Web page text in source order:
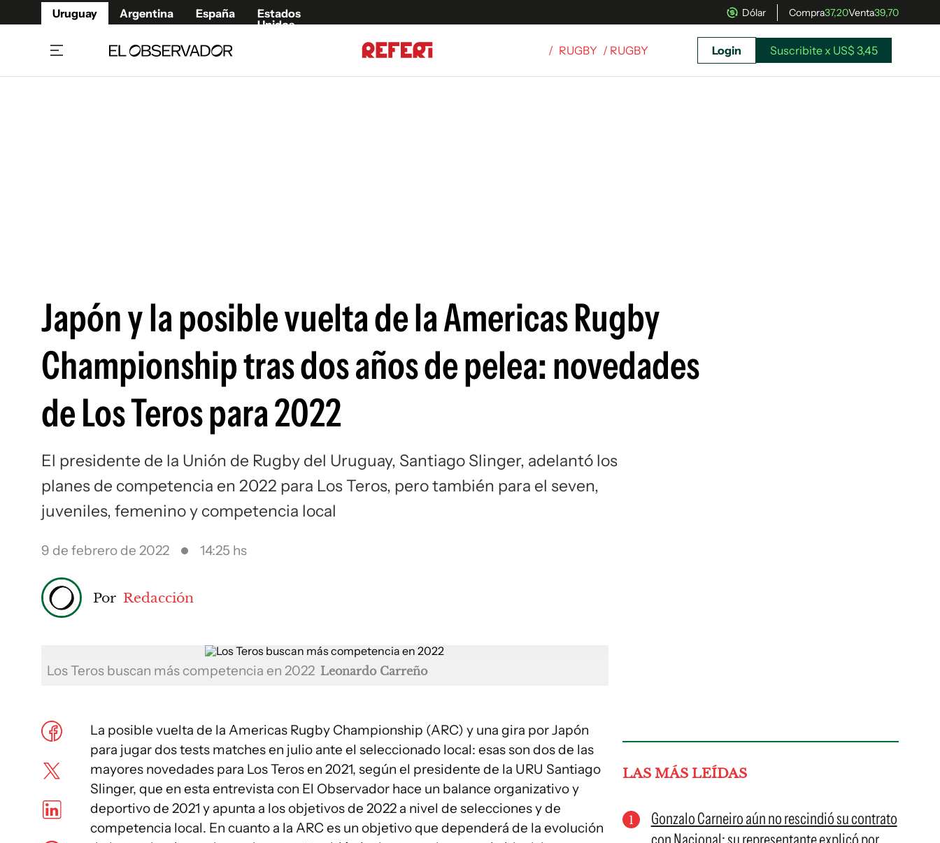
Uruguay Argentina España
Estados
Unidos
Dólar Compra37,20Venta39,70
Siguenos en:
/ RUGBY / RUGBY Login Suscribite x US$ 3,45
Japón y la posible vuelta de la Americas Rugby
Championship tras dos años de pelea: novedades
de Los Teros para 2022
El presidente de la Unión de Rugby del Uruguay, Santiago Slinger, adelantó los
planes de competencia en 2022 para Los Teros, pero también para el seven,
juveniles, femenino y competencia local
9 de febrero de 2022 14:25 hs
Por Redacción
Los Teros buscan más competencia en 2022 Leonardo Carreño
La posible vuelta de la Americas Rugby Championship (ARC) y una gira por Japón
para jugar dos tests matches en julio ante el seleccionado local: esas son dos de las
mayores novedades para Los Teros en 2021, según el presidente de la URU Santiago
Slinger, que en esta entrevista con El Observador hace un balance organizativo y
deportivo de 2021 y apunta a los objetivos de 2022 a nivel de selecciones y de
competencia local. En cuanto a la ARC es un objetivo que dependerá de la evolución
LAS MÁS LEÍDAS
Gonzalo Carneiro aún no rescindió su contrato